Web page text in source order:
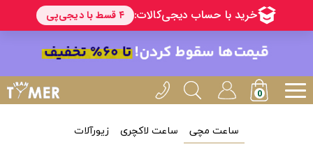
ساعت مچی ساعت لاکچری زیورآلات